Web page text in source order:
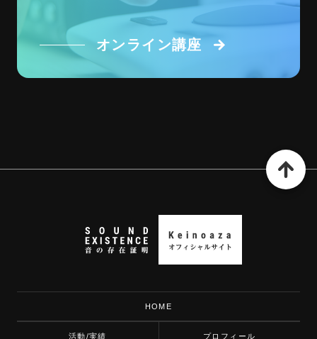
オンライン講座
HOME
活動/実績 プロフィール